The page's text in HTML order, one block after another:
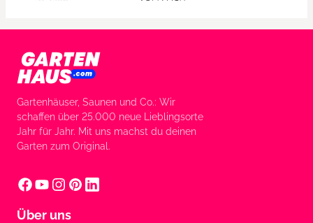
Gartenhäuser, Saunen und Co.: Wir
schaffen über 25.000 neue Lieblingsorte
Jahr für Jahr. Mit uns machst du deinen
Garten zum Original.
Über uns